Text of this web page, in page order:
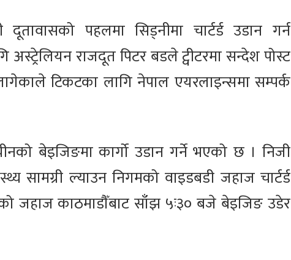
दूतावासको पहलमा सिड्नीमा चार्टर्ड उडान गर्न
अस्ट्रेलियन राजदूत पिटर बडले ट्वीटरमा सन्देश पोस्ट
टिकटका लागि नेपाल एयरलाइन्समा सम्पर्क
बेइजिङमा कार्गो उडान गर्ने भएको छ । निजी
सामग्री ल्याउन निगमको वाइडबडी जहाज चार्टर्ड
जहाज काठमाडौँबाट साँझ ५ः३० बजे बेइजिङ उडेर